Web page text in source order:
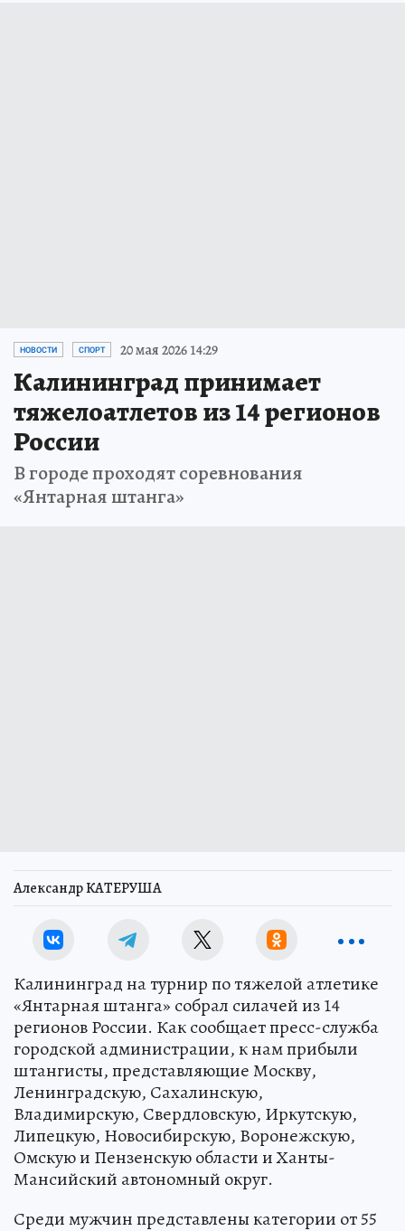
НОВОСТИ СПОРТ 20 мая 2026 14:29
Калининград принимает
тяжелоатлетов из 14 регионов
России
В городе проходят соревнования
Калининград на турнир по тяжелой атлетике
«Янтарная штанга» собрал силачей из 14
регионов России. Как сообщает пресс-служба
городской администрации, к нам прибыли
штангисты, представляющие Москву,
Ленинградскую, Сахалинскую,
Владимирскую, Свердловскую, Иркутскую,
Липецкую, Новосибирскую, Воронежскую,
Омскую и Пензенскую области и Ханты-
Мансийский автономный округ.